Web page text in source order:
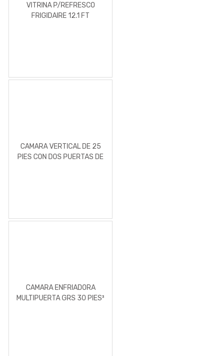
VITRINA P/REFRESCO
FRIGIDAIRE 12.1 FT
CAMARA VERTICAL DE 25
PIES CON DOS PUERTAS DE
CAMARA ENFRIADORA
MULTIPUERTA GRS 30 PIES³